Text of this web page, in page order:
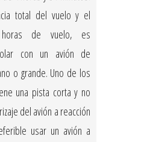
total del vuelo y el
de vuelo, es
con un avión de
o grande. Uno de los
una pista corta y no
del avión a reacción
usar un avión a